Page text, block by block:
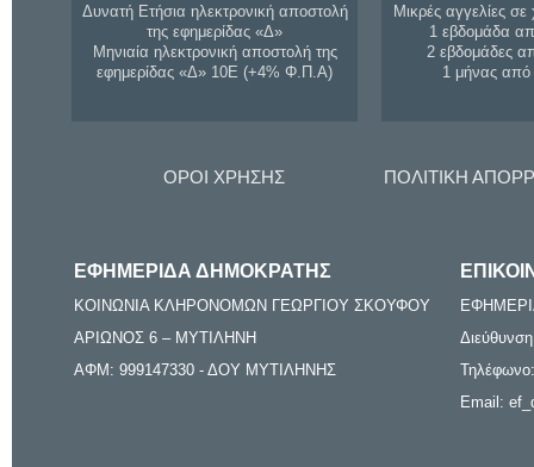
Δυνατή Ετήσια ηλεκτρονική αποστολή
της εφημερίδας «Δ»
Μηνιαία ηλεκτρονική αποστολή της
εφημερίδας «Δ» 10Ε (+4% Φ.Π.Α)
Μικρές αγγελίες σε
1 εβδομάδα
2 εβδομάδες
1 μήνας
ΟΡΟΙ ΧΡΗΣΗΣ ΠΟΛΙΤΙΚΗ
ΕΦΗΜΕΡΙΔΑ ΔΗΜΟΚΡΑΤΗΣ
ΚΟΙΝΩΝΙΑ ΚΛΗΡΟΝΟΜΩΝ ΓΕΩΡΓΙΟΥ ΣΚΟΥΦΟΥ
ΑΡΙΩΝΟΣ 6 – ΜΥΤΙΛΗΝΗ
ΑΦΜ: 999147330 - ΔΟΥ ΜΥΤΙΛΗΝΗΣ
Email: